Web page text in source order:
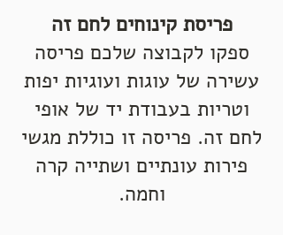
פריסת קינוחים לחם זה
ספקו לקבוצה שלכם פריסה
עשירה של עוגות ועוגיות יפות
וטריות בעבודת יד של אופי
לחם זה. פריסה זו כוללת מגשי
פירות עונתיים ושתייה קרה
וחמה.